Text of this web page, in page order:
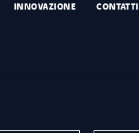
INNOVAZIONE CONTATTI